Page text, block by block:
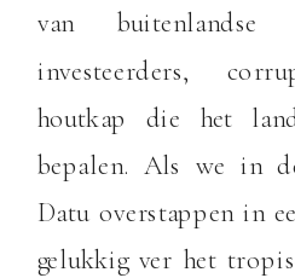
van buitenlandse
investeerders,
houtkap die het
bepalen. Als we in
Datu overstappen in
gelukkig ver het